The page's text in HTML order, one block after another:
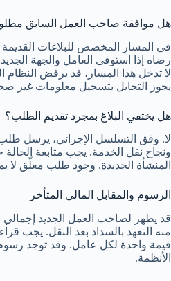
هل موافقة صاحب العمل السابق
في المسار المخصص للبلاغات القديمة
رضاه إذا استوفى العامل والجهة
لا تدخل هذا المسار، قد يرفض النظام
يجوز التحايل بتسجيل معلومات غير
هل يختفي البلاغ بمجرد تقديم الطلب؟
لا. وفق التسلسل الإجرائي، يرسل طلب
ونجاح نقل الخدمة. يجب متابعة الحالة
المنشأة الجديدة. وجود طلب معلّق لا
الرسوم والمقابل المالي المتأخر
قد يظهر لصاحب العمل الجديد إجمالي
منه التعهد بالسداد بعد النقل. يجب
قيمة واحدة لكل عامل. وقد توجد
الأنظمة.